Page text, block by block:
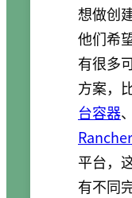
想做创
他们希
有很多
方案，
台容器、
Rancher
平台，
有不同